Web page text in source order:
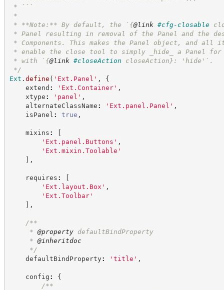
* ```
*
* **Note:** By default, the ` {@link #cfg-closable
* Panel resulting in removal of the Panel and the
* Components. This makes the Panel object, and all
* enable the close tool to simply _hide_ a Panel
* with ` {@link #closeAction closeAction} : 'hide'`.
*/
Ext . define ( ' Ext.Panel ' ,
{
extend : ' Ext.Container' ,
xtype : ' panel ' ,
alternateClassName : ' Ext.panel.Panel ' ,
isPanel : true ,
mixins :
[
' Ext.panel.Buttons ' ,
' Ext.mixin.Toolable '
] ,
requires :
[
' Ext.layout.Box ' ,
' Ext.Toolbar'
] ,
/**
* @property defaultBindProperty
* @inheritdoc
*/
defaultBindProperty: ' title ' ,
config :
{
/**